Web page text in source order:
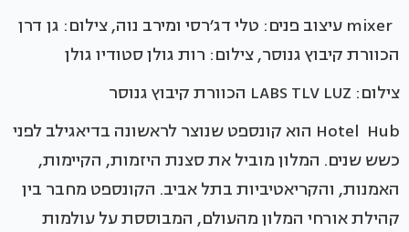
mixer עיצוב פנים: טלי דג׳רסי ומירב נוה, צילום: גן דרן
הכוורת קיבוץ גנוסר, צילום: רות גולן סטודיו גולן
צילום: LABS TLV LUZ הכוורת קיבוץ גנוסר
Hotel Hub הוא קונספט שנוצר לראשונה בדיאגילב לפני
כשש שנים. המלון מוביל את סצנת היזמות, הקיימות,
האמנות, והקריאטיביות בתל אביב. הקונספט מחבר בין
קהילת אורחי המלון מהעולם, המבוססת על עולמות